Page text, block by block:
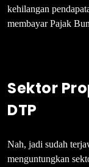
kehilangan
membayar Pajak
Sektor
DTP
Nah, jadi sudah
menguntungkan